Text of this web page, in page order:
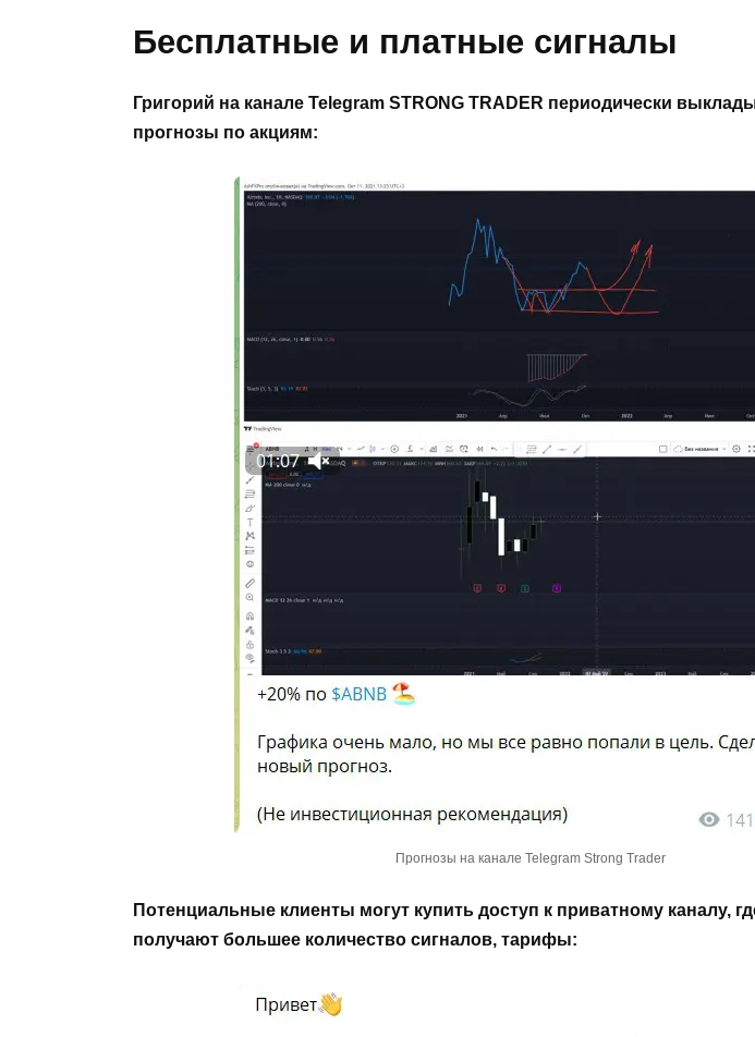
Бесплатные и платные сигналы
Григорий на канале Telegram STRONG TRADER периодически
прогнозы по акциям:
Прогнозы на канале Telegram Strong Trader
Потенциальные клиенты могут купить доступ к приватному каналу,
получают большее количество сигналов, тарифы: